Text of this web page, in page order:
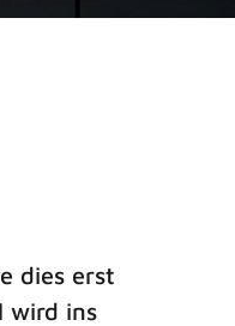
dies erst
wird ins